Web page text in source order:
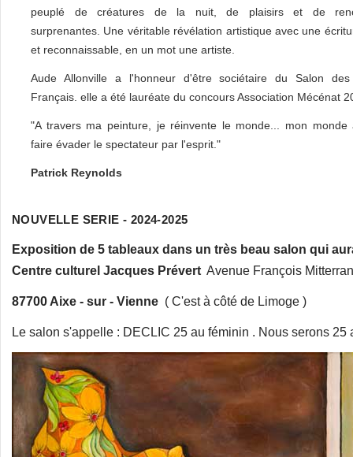
peuplé de créatures de la nuit, de plaisirs et de
surprenantes. Une véritable révélation artistique avec une
et reconnaissable, en un mot une artiste.
Aude Allonville a l'honneur d'être sociétaire du Salon des
Français. elle a été lauréate du concours Association Mécénat
"A travers ma peinture, je réinvente le monde... mon monde
faire évader le spectateur par l'esprit."
Patrick Reynolds
NOUVELLE SERIE - 2024-2025
Exposition de 5 tableaux dans un très beau salon qui
Centre culturel Jacques Prévert Avenue François
87700 Aixe - sur - Vienne ( C'est à côté de Limoge )
Le salon s'appelle : DECLIC 25 au féminin . Nous serons 25